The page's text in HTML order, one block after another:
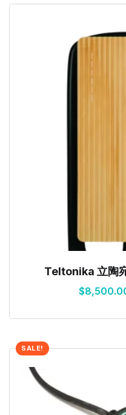
Teltonika 立陶
$
SALE!